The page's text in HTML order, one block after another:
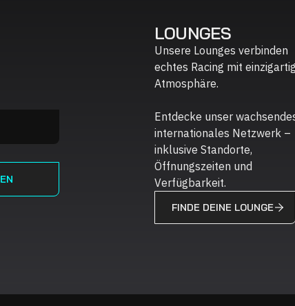
LOUNGES
Unsere Lounges verbinden
echtes Racing mit
Atmosphäre.
Entdecke unser
internationales Netzwerk –
inklusive Standorte,
Öffnungszeiten und
Verfügbarkeit.
FINDE DEINE LOUNGE